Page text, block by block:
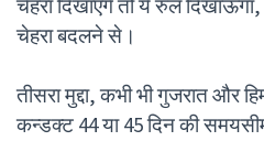
चेहरा दिखाएंगे तो ये रुल
चेहरा बदलने से।
तीसरा मुद्दा, कभी भी गुजरात और
कन्डक्ट 44 या 45 दिन की